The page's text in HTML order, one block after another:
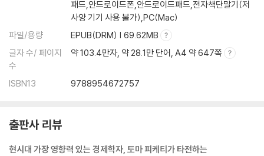
패드,안드로이드폰,안드로이드패드,전자책단말기(저
사양 기기 사용 불가),PC(Mac)
파일/용량
EPUB(DRM) | 69.62MB
글자 수/ 페이지
수
약 103.4만자, 약 28.1만 단어, A4 약 647쪽
ISBN13 9788954672757
출판사 리뷰
현시대 가장 영향력 있는 경제학자, 토마 피케티가 타전하는